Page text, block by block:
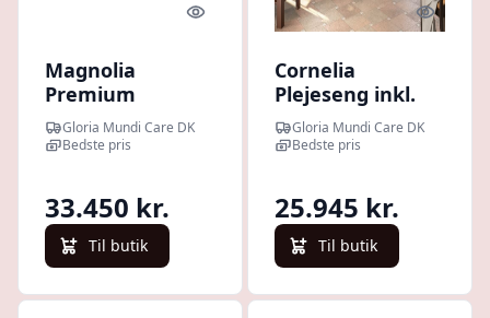
Quick look
Magnolia
Premium
Plejeseng inkl.
madras, betræk
Gloria Mundi Care DK
Bedste pris
33.450 kr.
Til butik
Quick
Cornelia
Plejeseng inkl.
madras, betræk
og levering
Gloria Mundi Care DK
Bedste pris
25.945 kr.
Til butik